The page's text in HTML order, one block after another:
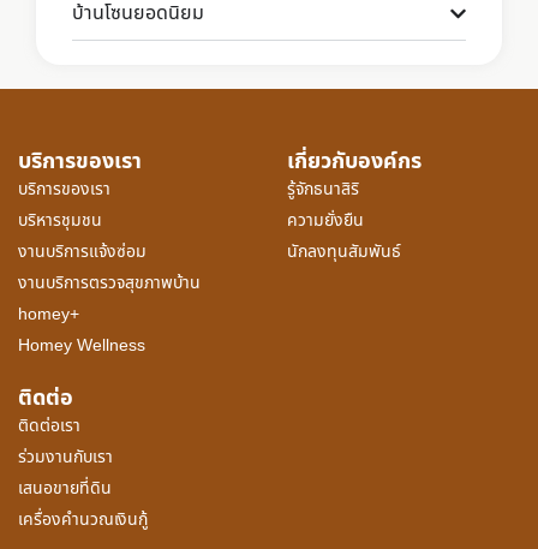
บ้านโซนยอดนิยม
บริการของเรา
บริการของเรา
บริหารชุมชน
งานบริการแจ้งซ่อม
งานบริการตรวจสุขภาพบ้าน
homey+
Homey Wellness
เกี่ยวกับองค์กร
รู้จักธนาสิริ
ความยั่งยืน
นักลงทุนสัมพันธ์
ติดต่อ
ติดต่อเรา
ร่วมงานกับเรา
เสนอขายที่ดิน
เครื่องคำนวณเงินกู้